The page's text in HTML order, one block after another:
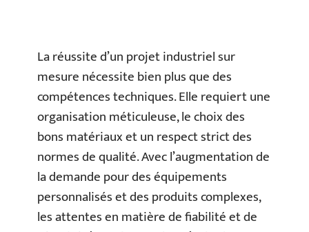
La réussite d’un projet industriel sur
mesure nécessite bien plus que des
compétences techniques. Elle requiert une
organisation méticuleuse, le choix des
bons matériaux et un respect strict des
normes de qualité. Avec l’augmentation de
la demande pour des équipements
personnalisés et des produits complexes,
les attentes en matière de fiabilité et de